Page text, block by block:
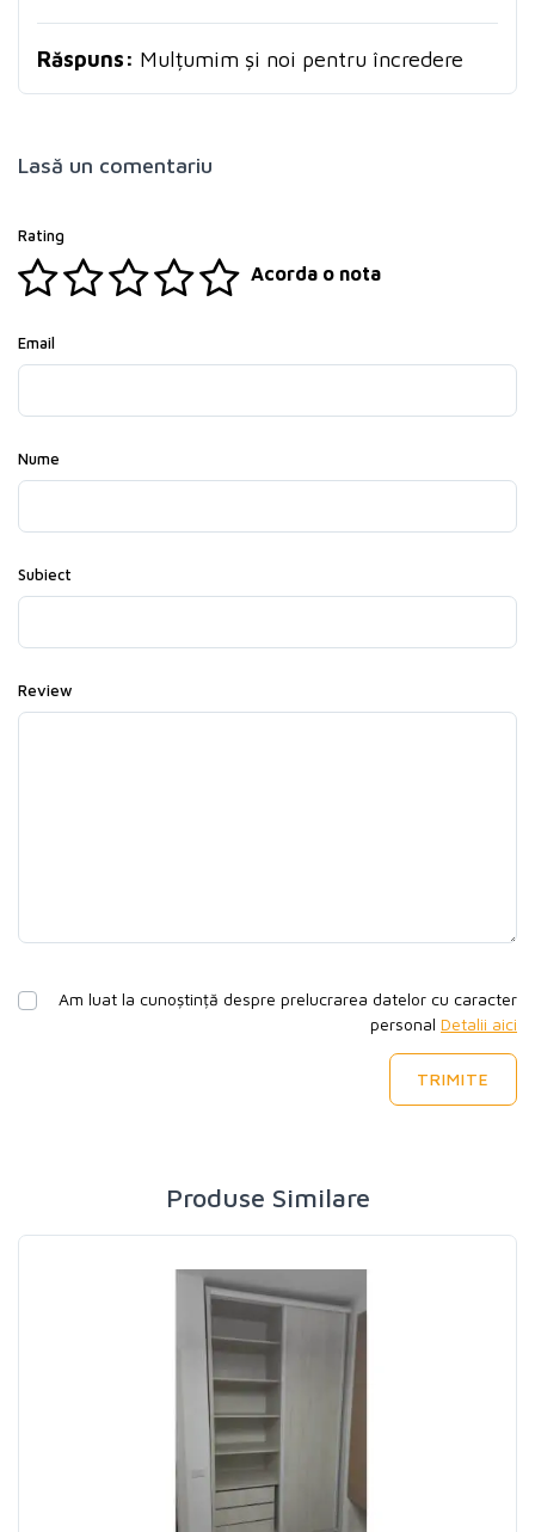
Răspuns: Mulțumim și noi pentru încredere
Lasă un comentariu
Rating
Acorda o nota
Email
Nume
Subiect
Review
Am luat la cunoștință despre prelucrarea datelor cu caracter
personal Detalii aici
TRIMITE
Produse Similare